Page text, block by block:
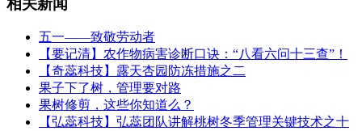
相关新闻
五一——致敬劳动者
​【要记清】农作物病害诊断口诀：“八看六问十三查”！
【奇蕊科技】露天杏园防冻措施之二
果子下了树，管理要对路
果树修剪，这些你知道么？
【弘蕊科技】弘蕊团队讲解桃树冬季管理关键技术之十